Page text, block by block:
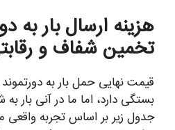
هزینه ارسال بار به
تخمین شفاف و
قیمت نهایی حمل بار به
بستگی دارد، اما ما در آنی بار به
جدول زیر بر اساس تجربه واقعی